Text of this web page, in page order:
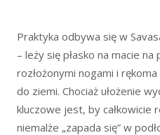
Praktyka odbywa się w
– leży się płasko na macie na
rozłożonymi nogami i
do ziemi. Chociaż ułożenie
kluczowe jest, by całkowicie
niemalże „zapada się” w